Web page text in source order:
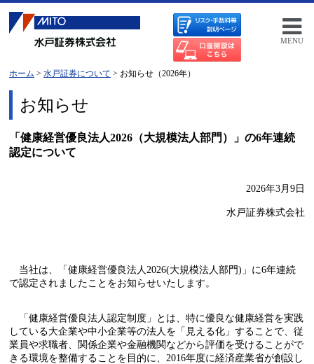
MENU
ホーム > 水戸証券について > お知らせ（2026年）
お知らせ
「健康経営優良法人2026（大規模法人部門）」の6年連続
認定について
2026年3月9日
水戸証券株式会社
当社は、「健康経営優良法人2026(大規模法人部門)」に6年連続
で認定されましたことをお知らせいたします。
「健康経営優良法人認定制度」とは、特に優良な健康経営を実践
している大企業や中小企業等の法人を「見える化」することで、従
業員や求職者、関係企業や金融機関などから評価を受けることがで
きる環境を整備することを目的に、2016年度に経済産業省が創設し